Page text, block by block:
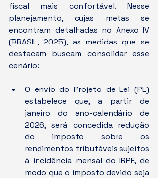
fiscal mais confortável. Nesse
planejamento, cujas metas se
encontram detalhadas no Anexo IV
(BRASIL, 2025), as medidas que se
destacam buscam consolidar esse
cenário:
O envio do Projeto de Lei (PL)
estabelece que, a partir de
janeiro do ano-calendário de
2026, será concedida redução
do imposto sobre os
rendimentos tributáveis sujeitos
à incidência mensal do IRPF, de
modo que o imposto devido seja